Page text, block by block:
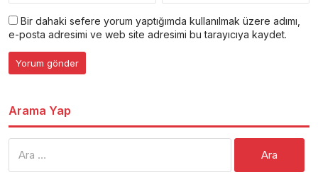
Bir dahaki sefere yorum yaptığımda kullanılmak üzere adımı,
e-posta adresimi ve web site adresimi bu tarayıcıya kaydet.
Arama Yap